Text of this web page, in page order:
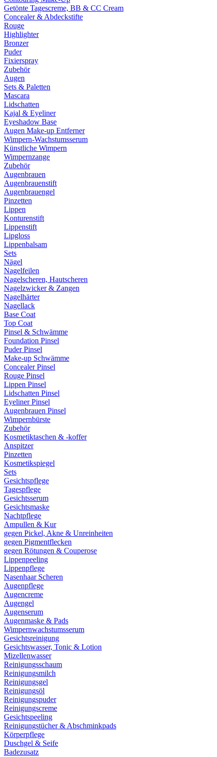
Getönte Tagescreme, BB & CC Cream
Concealer & Abdeckstifte
Rouge
Highlighter
Bronzer
Puder
Fixierspray
Zubehör
Augen
Sets & Paletten
Mascara
Lidschatten
Kajal & Eyeliner
Eyeshadow Base
Augen Make-up Entferner
Wimpern-Wachstumsserum
Künstliche Wimpern
Wimpernzange
Zubehör
Augenbrauen
Augenbrauenstift
Augenbrauengel
Pinzetten
Lippen
Konturenstift
Lippenstift
Lipgloss
Lippenbalsam
Sets
Nägel
Nagelfeilen
Nagelscheren, Hautscheren
Nagelzwicker & Zangen
Nagelhärter
Nagellack
Base Coat
Top Coat
Pinsel & Schwämme
Foundation Pinsel
Puder Pinsel
Make-up Schwämme
Concealer Pinsel
Rouge Pinsel
Lippen Pinsel
Lidschatten Pinsel
Eyeliner Pinsel
Augenbrauen Pinsel
Wimpernbürste
Zubehör
Kosmetiktaschen & -koffer
Anspitzer
Pinzetten
Kosmetikspiegel
Sets
Gesichtspflege
Tagespflege
Gesichtsserum
Gesichtsmaske
Nachtpflege
Ampullen & Kur
gegen Pickel, Akne & Unreinheiten
gegen Pigmentflecken
gegen Rötungen & Couperose
Lippenpeeling
Lippenpflege
Nasenhaar Scheren
Augenpflege
Augencreme
Augengel
Augenserum
Augenmaske & Pads
Wimpernwachstumsserum
Gesichtsreinigung
Gesichtswasser, Tonic & Lotion
Mizellenwasser
Reinigungsschaum
Reinigungsmilch
Reinigungsgel
Reinigungsöl
Reinigungspuder
Reinigungscreme
Gesichtspeeling
Reinigungstücher & Abschminkpads
Körperpflege
Duschgel & Seife
Badezusatz